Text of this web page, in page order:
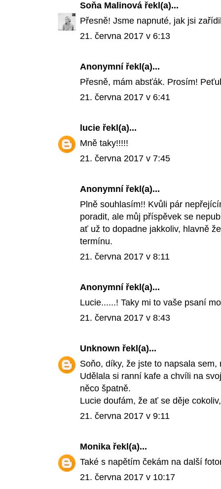
Soňa Malinová řekl(a)...
Přesně! Jsme napnuté, jak jsi
21. června 2017 v 6:13
Anonymní řekl(a)...
Přesně, mám absťák. Prosím!
21. června 2017 v 6:41
lucie řekl(a)...
Mně taky!!!!!
21. června 2017 v 7:45
Anonymní řekl(a)...
Plně souhlasím!! Kvůli pár
poradit, ale můj příspěvek se
ať už to dopadne jakkoliv, hlavně
termínu.
21. června 2017 v 8:11
Anonymní řekl(a)...
Lucie......! Taky mi to vaše psaní
21. června 2017 v 8:43
Unknown řekl(a)...
Soňo, díky, že jste to napsala
Udělala si ranní kafe a chvíli na
něco špatně.
Lucie doufám, že ať se děje
21. června 2017 v 9:11
Monika řekl(a)...
Také s napětím čekám na další
21. června 2017 v 10:17